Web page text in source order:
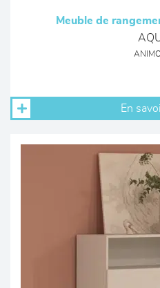
Meuble de
En